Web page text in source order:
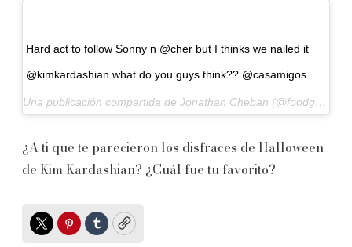
Hard act to follow Sonny n @cher but I thinks we nailed it
@kimkardashian what do you guys think?? @casamigos
Una publicación compartida de Jonathan Cheban (@foodgod) el
¿A ti que te parecieron los disfraces de Halloween
de Kim Kardashian? ¿Cuál fue tu favorito?
TwitterPinterest
TumblrCopy